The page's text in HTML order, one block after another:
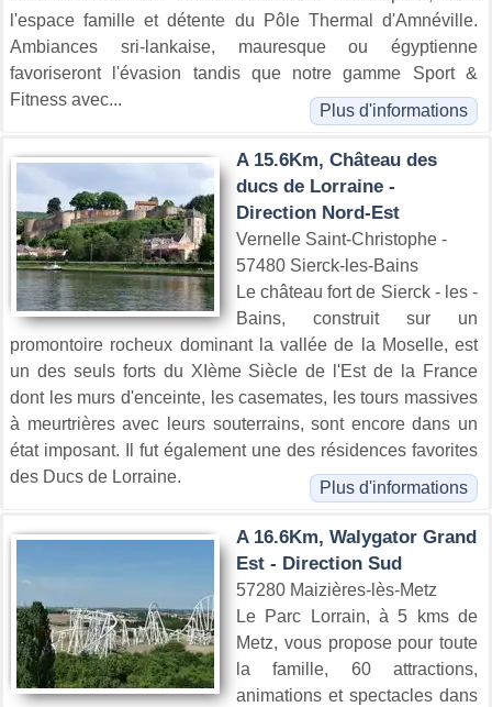
l'espace famille et détente du Pôle Thermal d'Amnéville.
Ambiances sri-lankaise, mauresque ou égyptienne
favoriseront l'évasion tandis que notre gamme Sport &
Fitness avec...
Plus d'informations
A 15.6Km, Château des
ducs de Lorraine -
Direction Nord-Est
Vernelle Saint-Christophe -
57480 Sierck-les-Bains
Le château fort de Sierck - les -
Bains, construit sur un
promontoire rocheux dominant la vallée de la Moselle, est
un des seuls forts du XIème Siècle de l'Est de la France
dont les murs d'enceinte, les casemates, les tours massives
à meurtrières avec leurs souterrains, sont encore dans un
état imposant. Il fut également une des résidences favorites
des Ducs de Lorraine.
Plus d'informations
A 16.6Km, Walygator Grand
Est - Direction Sud
57280 Maizières-lès-Metz
Le Parc Lorrain, à 5 kms de
Metz, vous propose pour toute
la famille, 60 attractions,
animations et spectacles dans